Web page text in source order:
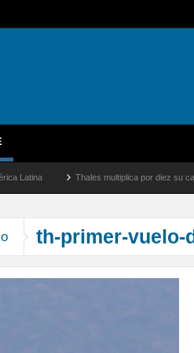
Thales multiplica por diez su
th-primer-vuelo-